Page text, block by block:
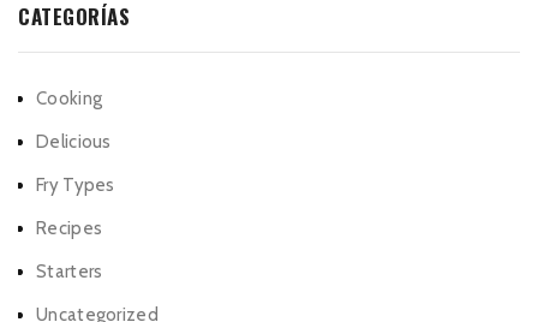
CATEGORÍAS
Cooking
Delicious
Fry Types
Recipes
Starters
Uncategorized